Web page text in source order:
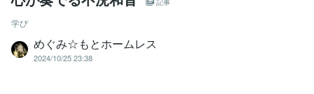
学び
めぐみ☆もとホームレス
2024/10/25 23:38